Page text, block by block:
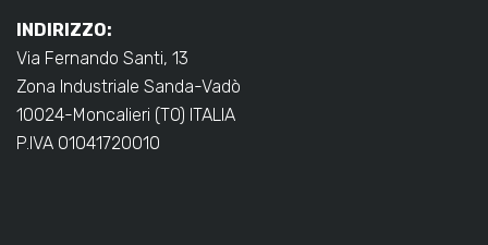
INDIRIZZO:
Via Fernando Santi, 13
Zona Industriale Sanda-Vadò
10024-Moncalieri (TO) ITALIA
P.IVA 01041720010